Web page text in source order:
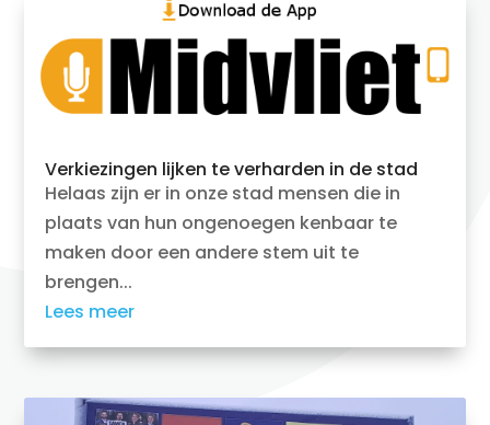
Verkiezingen lijken te verharden in de stad
Helaas zijn er in onze stad mensen die in
plaats van hun ongenoegen kenbaar te
maken door een andere stem uit te
brengen...
Lees meer